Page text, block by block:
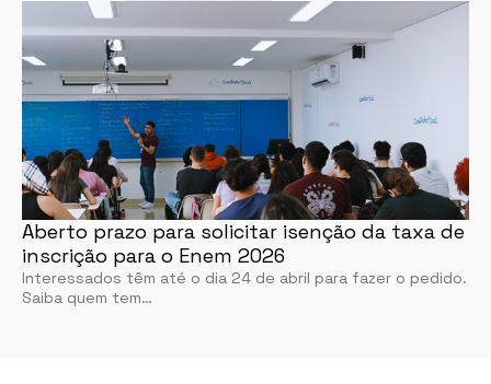
Aberto prazo para solicitar isenção da taxa de
inscrição para o Enem 2026
Interessados têm até o dia 24 de abril para fazer o pedido.
Saiba quem tem…